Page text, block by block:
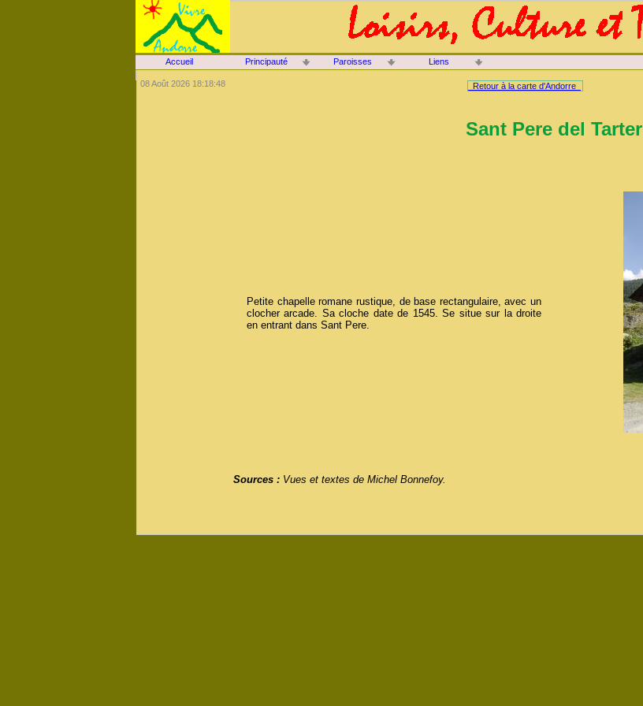
Retour à la carte d'Andorre
Sant Pere del Tarter
Petite chapelle romane rustique, de base rectangulaire, avec un
clocher arcade. Sa cloche date de 1545. Se situe sur la droite
en entrant dans Sant Pere.
Sources : Vues et textes de Michel Bonnefoy.
08 Août 2026 18:18:48
Accueil Principauté Paroisses Liens